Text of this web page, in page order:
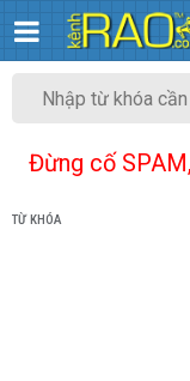
Đừng cố
TỪ KHÓA